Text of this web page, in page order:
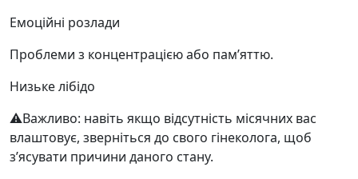
Емоційні розлади
Проблеми з концентрацією або пам’яттю.
Низьке лібідо
⚠️Важливо: навіть якщо відсутність місячних вас
влаштовує, зверніться до свого гінеколога, щоб
з’ясувати причини даного стану.